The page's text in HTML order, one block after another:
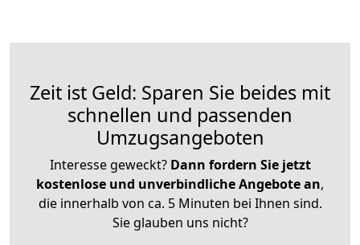
Zeit ist Geld: Sparen Sie beides mit
schnellen und passenden
Umzugsangeboten
Interesse geweckt? Dann fordern Sie jetzt
kostenlose und unverbindliche Angebote an,
die innerhalb von ca. 5 Minuten bei Ihnen sind.
Sie glauben uns nicht?